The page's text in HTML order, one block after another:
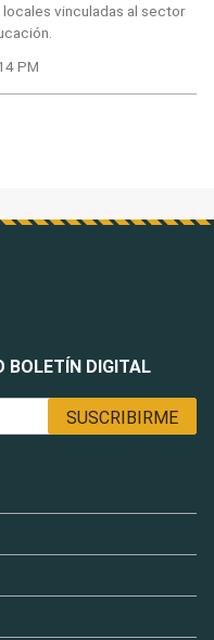
vinculadas al sector
PM
BOLETÍN DIGITAL